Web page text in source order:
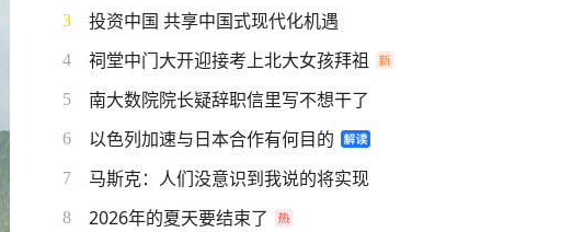
3 投资中国 共享中国式现代化机遇
4 祠堂中门大开迎接考上北大女孩拜祖
5 南大数院院长疑辞职信里写不想干了
6 以色列加速与日本合作有何目的
7 马斯克：人们没意识到我说的将实现
8 2026年的夏天要结束了